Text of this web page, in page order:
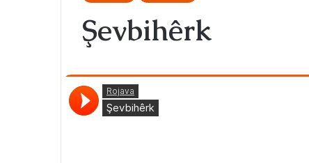
Şevbihêrk